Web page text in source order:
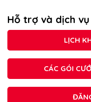
Hỗ trợ và dịch vụ
LỊCH
CÁC GÓI